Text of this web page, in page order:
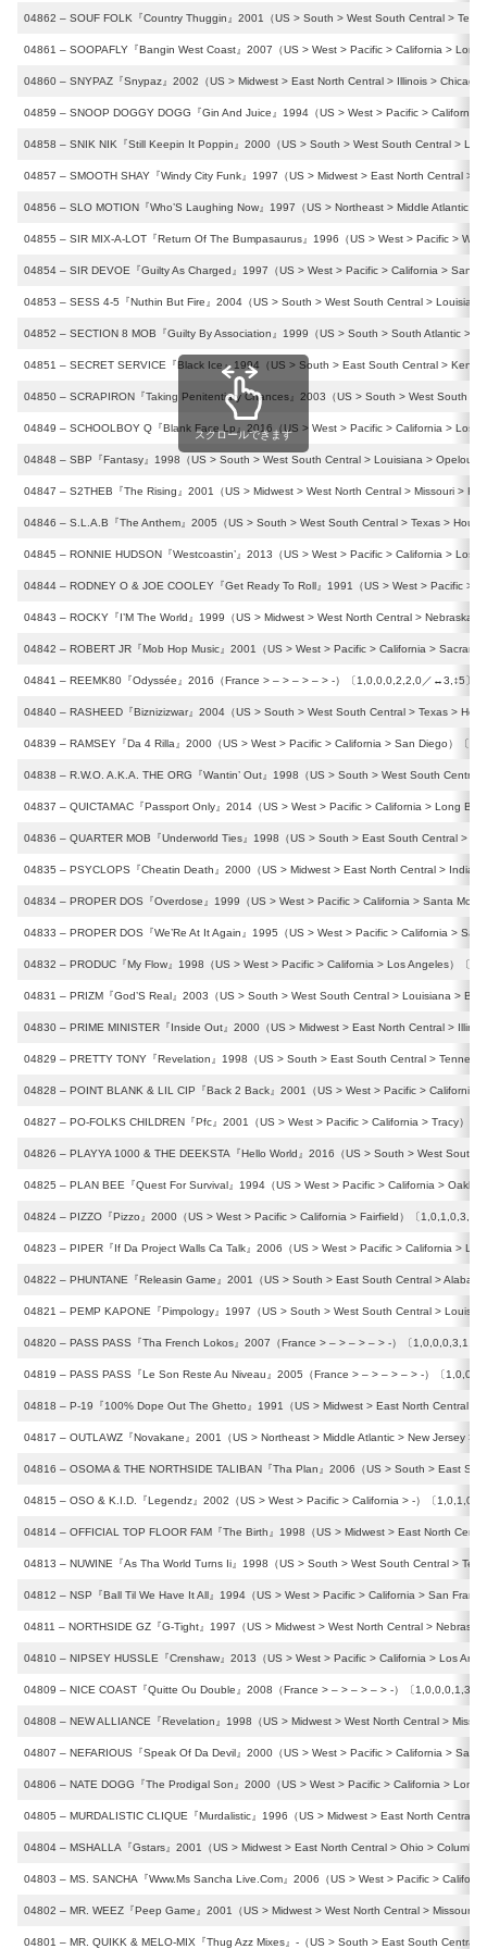
04862 – SOUF FOLK『Country Thuggin』2001（US > South > West South Central >
04861 – SOOPAFLY『Bangin West Coast』2007（US > West > Pacific > California >
04860 – SNYPAZ『Snypaz』2002（US > Midwest > East North Central > Illinois >
04859 – SNOOP DOGGY DOGG『Gin And Juice』1994（US > West > Pacific >
04858 – SNIK NIK『Still Keepin It Poppin』2000（US > South > West South Central >
04857 – SMOOTH SHAY『Windy City Funk』1997（US > Midwest > East North Central >
04856 – SLO MOTION『Who’S Laughing Now』1997（US > Northeast > Middle Atlantic
04855 – SIR MIX-A-LOT『Return Of The Bumpasaurus』1996（US > West > Pacific >
04854 – SIR DEVOE『Guilty As Charged』1997（US > West > Pacific > California > San
04853 – SESS 4-5『Nuthin But Fire』2004（US > South > West South Central >
04852 – SECTION 8 MOB『Guilty By Association』1999（US > South > South Atlantic >
04851 – SECRET SERVICE『Black Ice』1994（US > South > East South Central >
04850 – SCRAPIRON『Taking Penitentiary Chances』2003（US > South > West South
04849 – SCHOOLBOY Q『Blank Face Lp』2016（US > West > Pacific > California > Los
04848 – SBP『Fantasy』1998（US > South > West South Central > Louisiana >
04847 – S2THEB『The Rising』2001（US > Midwest > West North Central > Missouri >
04846 – S.L.A.B『The Anthem』2005（US > South > West South Central > Texas >
04845 – RONNIE HUDSON『Westcoastin’』2013（US > West > Pacific > California > Los
04844 – RODNEY O & JOE COOLEY『Get Ready To Roll』1991（US > West > Pacific >
04843 – ROCKY『I’M The World』1999（US > Midwest > West North Central > Nebraska
04842 – ROBERT JR『Mob Hop Music』2001（US > West > Pacific > California >
04841 – REEMK80『Odyssée』2016（France > – > – > – > -）〔1,0,0,0,2,2,0／↔︎3,↕︎5〕
04840 – RASHEED『Biznizizwar』2004（US > South > West South Central > Texas >
04839 – RAMSEY『Da 4 Rilla』2000（US > West > Pacific > California > San Diego）〔
04838 – R.W.O. A.K.A. THE ORG『Wantin’ Out』1998（US > South > West South
04837 – QUICTAMAC『Passport Only』2014（US > West > Pacific > California > Long
04836 – QUARTER MOB『Underworld Ties』1998（US > South > East South Central >
04835 – PSYCLOPS『Cheatin Death』2000（US > Midwest > East North Central >
04834 – PROPER DOS『Overdose』1999（US > West > Pacific > California > Santa
04833 – PROPER DOS『We’Re At It Again』1995（US > West > Pacific > California >
04832 – PRODUC『My Flow』1998（US > West > Pacific > California > Los Angeles）〔
04831 – PRIZM『God’S Real』2003（US > South > West South Central > Louisiana >
04830 – PRIME MINISTER『Inside Out』2000（US > Midwest > East North Central >
04829 – PRETTY TONY『Revelation』1998（US > South > East South Central >
04828 – POINT BLANK & LIL CIP『Back 2 Back』2001（US > West > Pacific > California
04827 – PO-FOLKS CHILDREN『Pfc』2001（US > West > Pacific > California > Tracy）
04826 – PLAYYA 1000 & THE DEEKSTA『Hello World』2016（US > South > West
04825 – PLAN BEE『Quest For Survival』1994（US > West > Pacific > California >
04824 – PIZZO『Pizzo』2000（US > West > Pacific > California > Fairfield）〔
04823 – PIPER『If Da Project Walls Ca Talk』2006（US > West > Pacific > California >
04822 – PHUNTANE『Releasin Game』2001（US > South > East South Central >
04821 – PEMP KAPONE『Pimpology』1997（US > South > West South Central >
04820 – PASS PASS『Tha French Lokos』2007（France > – > – > – > -）〔1,0,0,0,3,1,0
04819 – PASS PASS『Le Son Reste Au Niveau』2005（France > – > – > – > -）〔
04818 – P-19『100% Dope Out The Ghetto』1991（US > Midwest > East North Central
04817 – OUTLAWZ『Novakane』2001（US > Northeast > Middle Atlantic > New Jersey >
04816 – OSOMA & THE NORTHSIDE TALIBAN『Tha Plan』2006（US > South > East
04815 – OSO & K.I.D.『Legendz』2002（US > West > Pacific > California > -）〔
04814 – OFFICIAL TOP FLOOR FAM『The Birth』1998（US > Midwest > East North
04813 – NUWINE『As Tha World Turns Ii』1998（US > South > West South Central >
04812 – NSP『Ball Til We Have It All』1994（US > West > Pacific > California > San
04811 – NORTHSIDE GZ『G-Tight』1997（US > Midwest > West North Central >
04810 – NIPSEY HUSSLE『Crenshaw』2013（US > West > Pacific > California > Los
04809 – NICE COAST『Quitte Ou Double』2008（France > – > – > – > -）〔1,0,0,0,1,3,0
04808 – NEW ALLIANCE『Revelation』1998（US > Midwest > West North Central >
04807 – NEFARIOUS『Speak Of Da Devil』2000（US > West > Pacific > California >
04806 – NATE DOGG『The Prodigal Son』2000（US > West > Pacific > California >
04805 – MURDALISTIC CLIQUE『Murdalistic』1996（US > Midwest > East North Central
04804 – MSHALLA『Gstars』2001（US > Midwest > East North Central > Ohio >
04803 – MS. SANCHA『Www.Ms Sancha Live.Com』2006（US > West > Pacific >
04802 – MR. WEEZ『Peep Game』2001（US > Midwest > West North Central > Missouri
04801 – MR. QUIKK & MELO-MIX『Thug Azz Mixes』-（US > South > East South
スクロールできます